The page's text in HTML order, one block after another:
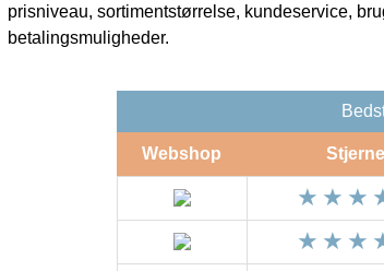
prisniveau, sortimentstørrelse, kundeservice,
betalingsmuligheder.
Webshop